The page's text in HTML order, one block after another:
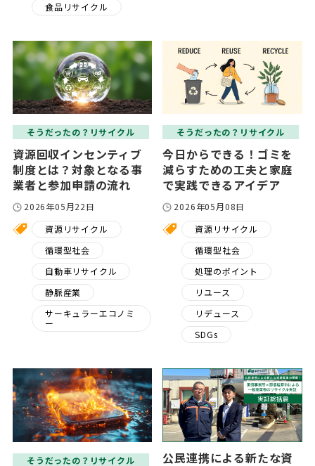
食品リサイクル
そうだったの？リサイクル
資源回収インセンティブ
制度とは？対象となる事
業者と参加申請の流れ
2026年05月22日
資源リサイクル
循環型社会
自動車リサイクル
静脈産業
サーキュラーエコノミ
ー
そうだったの？リサイクル
今日からできる！ゴミを
減らすための工夫と家庭
で実践できるアイデア
2026年05月08日
資源リサイクル
循環型社会
処理のポイント
リユース
リデュース
SDGs
そうだったの？リサイクル
公民連携による新たな資